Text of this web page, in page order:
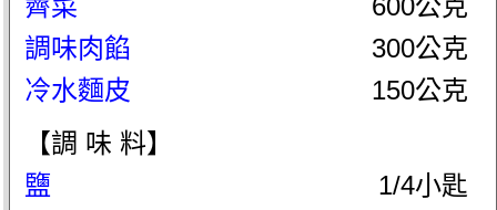
調味肉餡
300公克
冷水麵皮
150公克
【調 味 料】
鹽
1/4小匙